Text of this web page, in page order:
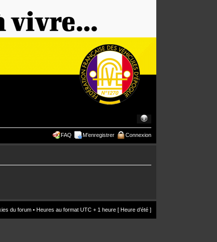
FAQ M’enregistrer Connexion
du forum • Heures au format UTC + 1 heure [ Heure d’été ]